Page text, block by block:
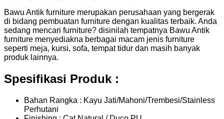
Bawu Antik furniture merupakan perusahaan yang bergerak
di bidang pembuatan furniture dengan kualitas terbaik. Anda
sedang mencari furniture? disinilah tempatnya Bawu Antik
furniture menyediakna berbagai macam jenis furniture
seperti meja, kursi, sofa, tempat tidur dan masih banyak
produk lainnya.
Spesifikasi Produk :
Bahan Rangka : Kayu Jati/Mahoni/Trembesi/Stainless
Perhutani